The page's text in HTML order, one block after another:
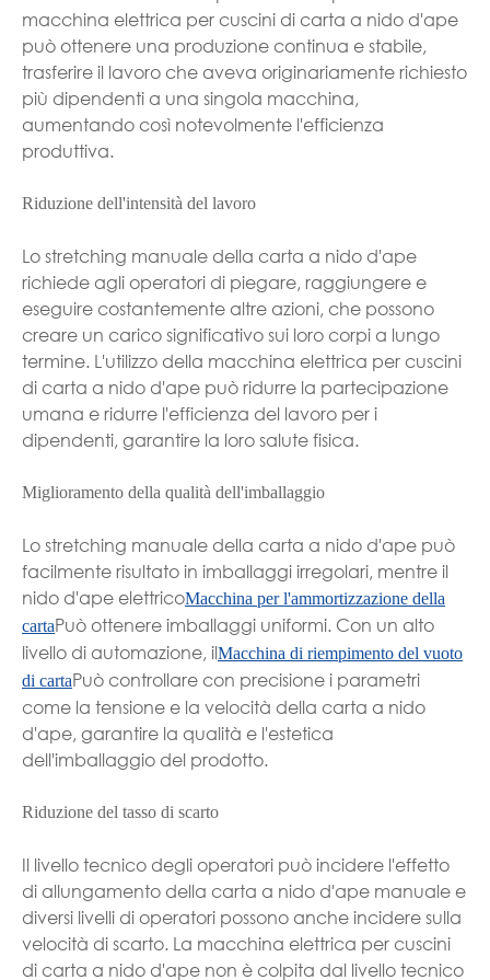
macchina elettrica per cuscini di carta a nido d'ape
può ottenere una produzione continua e stabile,
trasferire il lavoro che aveva originariamente richiesto
più dipendenti a una singola macchina,
aumentando così notevolmente l'efficienza
produttiva.
Riduzione dell'intensità del lavoro
Lo stretching manuale della carta a nido d'ape
richiede agli operatori di piegare, raggiungere e
eseguire costantemente altre azioni, che possono
creare un carico significativo sui loro corpi a lungo
termine. L'utilizzo della macchina elettrica per cuscini
di carta a nido d'ape può ridurre la partecipazione
umana e ridurre l'efficienza del lavoro per i
dipendenti, garantire la loro salute fisica.
Miglioramento della qualità dell'imballaggio
Lo stretching manuale della carta a nido d'ape può
facilmente risultato in imballaggi irregolari, mentre il
nido d'ape elettricoMacchina per l'ammortizzazione della
cartaPuò ottenere imballaggi uniformi. Con un alto
livello di automazione, ilMacchina di riempimento del vuoto
di cartaPuò controllare con precisione i parametri
come la tensione e la velocità della carta a nido
d'ape, garantire la qualità e l'estetica
dell'imballaggio del prodotto.
Riduzione del tasso di scarto
Il livello tecnico degli operatori può incidere l'effetto
di allungamento della carta a nido d'ape manuale e
diversi livelli di operatori possono anche incidere sulla
velocità di scarto. La macchina elettrica per cuscini
di carta a nido d'ape non è colpita dal livello tecnico